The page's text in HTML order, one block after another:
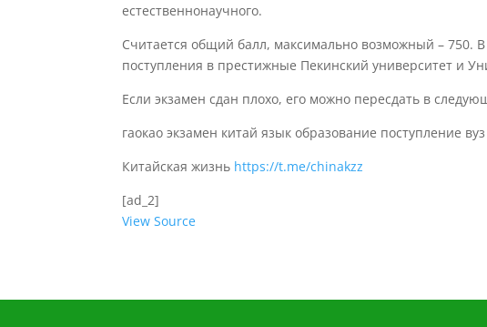
естественнонаучного.
Считается общий балл, максимально возможный – 750.
поступления в престижные Пекинский университет и
Если экзамен сдан плохо, его можно пересдать в
гаокао экзамен китай язык образование поступление
Китайская жизнь https://t.me/chinakzz
[ad_2]
View Source